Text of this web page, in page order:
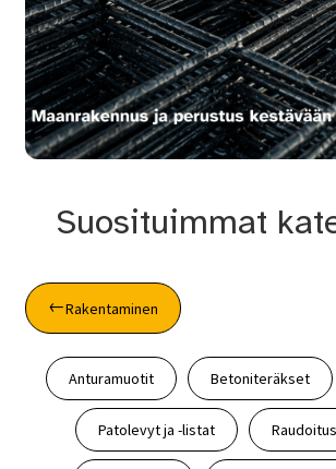
Suosituimmat
Rakentaminen
Anturamuotit Betoniteräkset
Patolevyt ja -listat